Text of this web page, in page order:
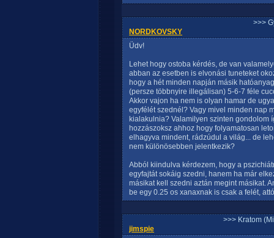
>>>
NORDKOVSKY
Üdv!
Lehet hogy ostoba kérdés, de van
abban az esetben is elvonási tuneteket
hogy a hét minden napján másik
(persze többnyire illegálisan) 5-6-7 féle
Akkor vajon ha nem is olyan hamar de
egyfélét szednél? Vagy mivel minden nap
kialakulnia? Valamilyen szinten
hozzászoksz ahhoz hogy folyamatosan
elhagyva mindent, rádzúdul a világ... de
nem különösebben jelentkezik?
Abból kiindulva kérdezem, hogy a
egyfajtát sokáig szedni, hanem ha már
másikat kell szedni aztán megint másikat.
be egy 0.25 os xanaxnak is csak a felét,
>>> Kratom
jimspie